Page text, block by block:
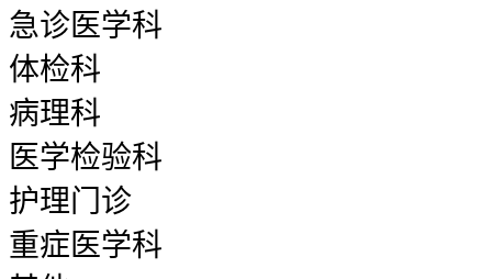
急诊医学科
体检科
病理科
医学检验科
护理门诊
重症医学科